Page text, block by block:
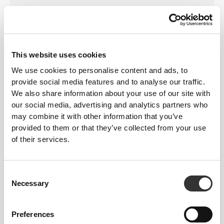
This website uses cookies
We use cookies to personalise content and ads, to
provide social media features and to analyse our traffic.
We also share information about your use of our site with
our social media, advertising and analytics partners who
may combine it with other information that you’ve
provided to them or that they’ve collected from your use
of their services.
Selection
Necessary
Preferences
στεγνώνει γρήγορα, για να σας κρατάει πιο
ελαφριούς, φρέσκους και άνετους κατά τη διάρκεια
ΣΧΕΔΙΑΣΜΈΝΟ ΜΕ ΤΗΝ
ΤΕΧΝΟΛΟΓΊΑREVOKNIT
δημιουργεί ενδύματα υψηλής απόδοσης, σαν